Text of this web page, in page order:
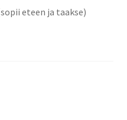
eteen ja taakse)